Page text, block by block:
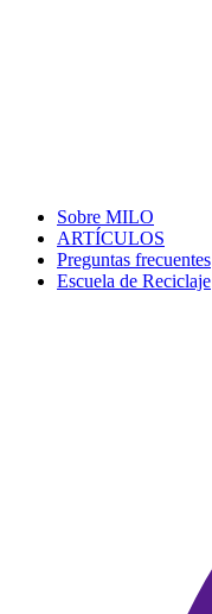
Sobre MILO
ARTÍCULOS
Preguntas frecuentes
Escuela de Reciclaje